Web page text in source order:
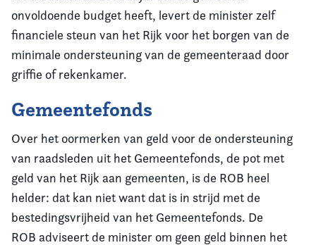
onvoldoende budget heeft, levert de minister zelf
financiele steun van het Rijk voor het borgen van de
minimale ondersteuning van de gemeenteraad door
griffie of rekenkamer.
Gemeentefonds
Over het oormerken van geld voor de ondersteuning
van raadsleden uit het Gemeentefonds, de pot met
geld van het Rijk aan gemeenten, is de ROB heel
helder: dat kan niet want dat is in strijd met de
bestedingsvrijheid van het Gemeentefonds. De
ROB adviseert de minister om geen geld binnen het